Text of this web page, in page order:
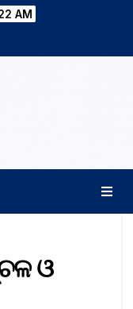
AM
ଓ